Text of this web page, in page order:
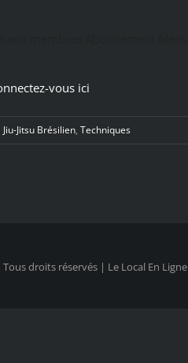
vous ici
Jiu-Jitsu Brésilien, Techniques
droits réservés | Le Local En Ligne